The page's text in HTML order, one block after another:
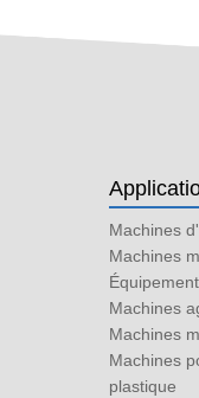
Machines
Machines
Machines
Machines
Machines
plastique